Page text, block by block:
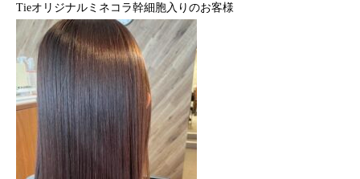
Tieオリジナルミネコラ幹細胞入りのお客様